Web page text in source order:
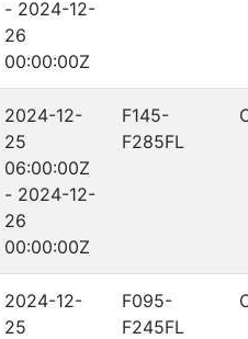
- 2024-12-
26
00:00:00Z
2024-12-
25
06:00:00Z
- 2024-12-
26
00:00:00Z
F145-
F285FL
2024-12-
25
F095-
F245FL